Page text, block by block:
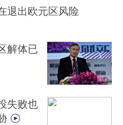
退出欧元区风险
解体已
失败也